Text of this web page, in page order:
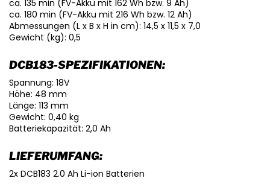
ca. 135 min (FV-Akku mit 162 Wh bzw. 9 Ah)
ca. 180 min (FV-Akku mit 216 Wh bzw. 12 Ah)
Abmessungen (L x B x H in cm): 14,5 x 11,5 x 7,0
Gewicht (kg): 0,5
DCB183-SPEZIFIKATIONEN:
Spannung: 18V
Höhe: 48 mm
Länge: 113 mm
Gewicht: 0,40 kg
Batteriekapazität: 2,0 Ah
LIEFERUMFANG:
2x DCB183 2.0 Ah Li-ion Batterien